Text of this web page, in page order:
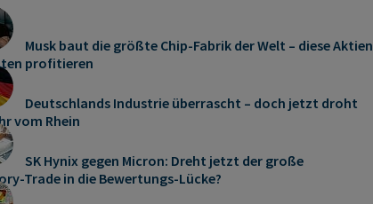
Musk baut die größte Chip-Fabrik der Welt – diese Aktien
profitieren
Deutschlands Industrie überrascht – doch jetzt droht
vom Rhein
SK Hynix gegen Micron: Dreht jetzt der große
in die Bewertungs-Lücke?